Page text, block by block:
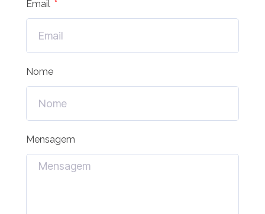
Email
Nome
Mensagem